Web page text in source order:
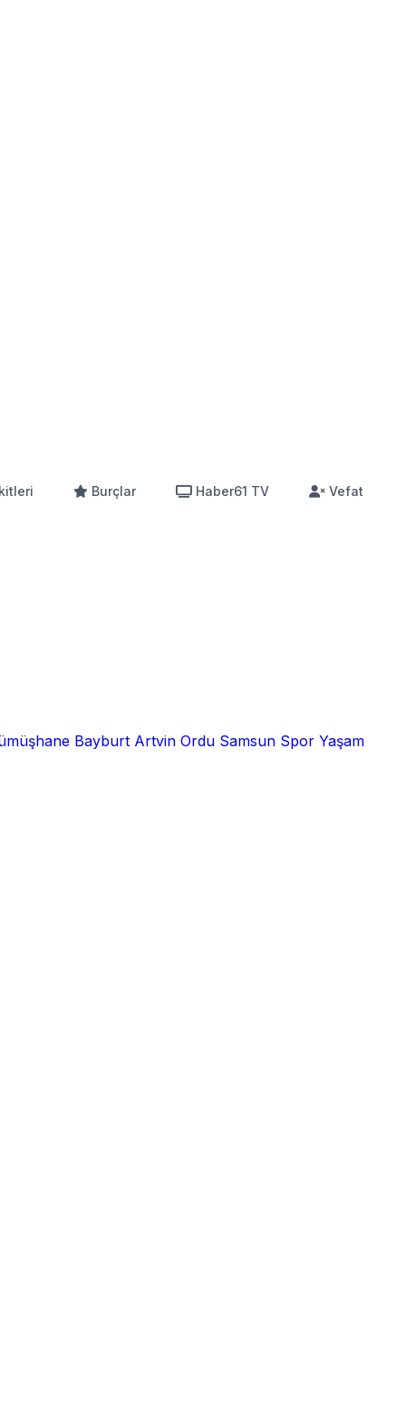
Burçlar Haber61 TV
Vefat
Bayburt Artvin Ordu Samsun Spor Yaşam